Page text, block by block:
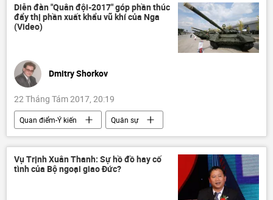
Diễn đàn "Quân đội-2017" góp phần thúc
đẩy thị phần xuất khẩu vũ khí của Nga
(Video)
Dmitry Shorkov
22 Tháng Tám 2017, 20:19
Quan điểm-Ý kiến
Quân sự
Liên bang Nga
Rosoboronexport
Diễn đàn "Quân đội-2017"
Vụ Trịnh Xuân Thanh: Sự hồ đồ hay cố
tình của Bộ ngoại giao Đức?